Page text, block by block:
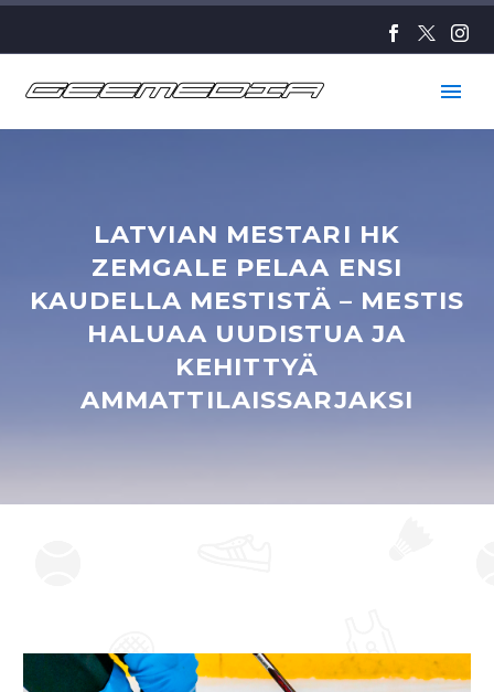
LATVIAN MESTARI HK
ZEMGALE PELAA ENSI
KAUDELLA MESTISTÄ – MESTIS
HALUAA UUDISTUA JA
KEHITTYÄ
AMMATTILAISSARJAKSI